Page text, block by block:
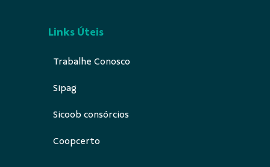
Links Úteis
Trabalhe Conosco
Sipag
Sicoob consórcios
Coopcerto